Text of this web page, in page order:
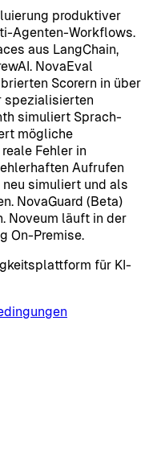
produktiver
Agenten-Workflows.
aus LangChain,
NovaEval
Scorern in über
spezialisierten
simuliert Sprach-
mögliche
Fehler in
Aufrufen
simuliert und als
NovaGuard (Beta)
Noveum läuft in der
On-Premise.
für KI-